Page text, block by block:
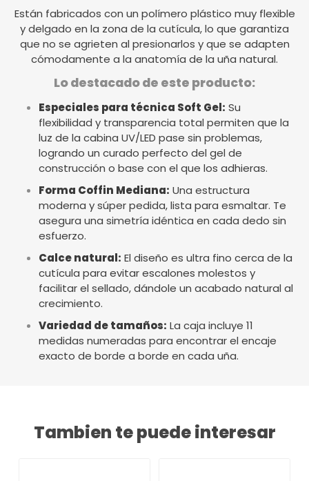
Están fabricados con un polímero plástico muy flexible
y delgado en la zona de la cutícula, lo que garantiza
que no se agrieten al presionarlos y que se adapten
cómodamente a la anatomía de la uña natural.
Lo destacado de este producto:
Especiales para técnica Soft Gel: Su
flexibilidad y transparencia total permiten que la
luz de la cabina UV/LED pase sin problemas,
logrando un curado perfecto del gel de
construcción o base con el que los adhieras.
Forma Coffin Mediana: Una estructura
moderna y súper pedida, lista para esmaltar. Te
asegura una simetría idéntica en cada dedo sin
esfuerzo.
Calce natural: El diseño es ultra fino cerca de la
cutícula para evitar escalones molestos y
facilitar el sellado, dándole un acabado natural al
crecimiento.
Variedad de tamaños: La caja incluye 11
medidas numeradas para encontrar el encaje
exacto de borde a borde en cada uña.
Tambien te puede interesar